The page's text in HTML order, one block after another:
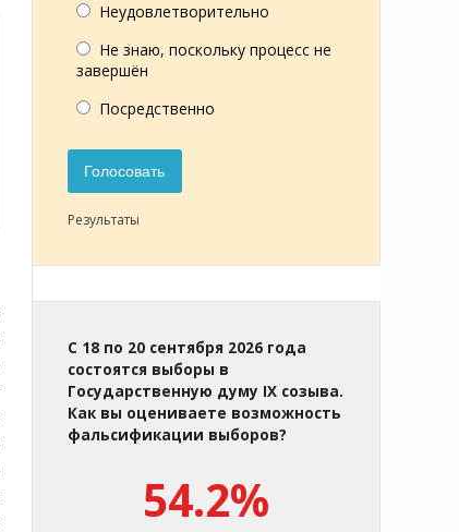
Неудовлетворительно
Не знаю, поскольку процесс не
завершён
Посредственно
Голосовать
Результаты
С 18 по 20 сентября 2026 года
состоятся выборы в
Государственную думу IX созыва.
Как вы оцениваете возможность
фальсификации выборов?
54.2%